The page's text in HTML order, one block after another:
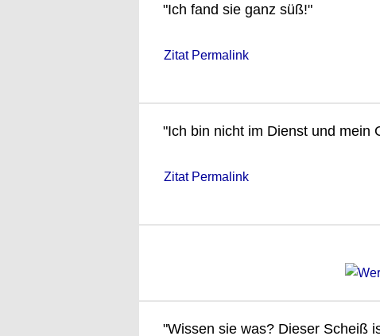
"Ich fand sie ganz süß!"
Zitat Permalink
"Ich bin nicht im Dienst und mein
Zitat Permalink
"Wissen sie was? Dieser Scheiß